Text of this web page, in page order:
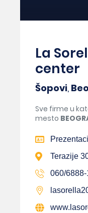
La
center
Šopovi,
Sve firme u
mesto
Terazije
060/6888-